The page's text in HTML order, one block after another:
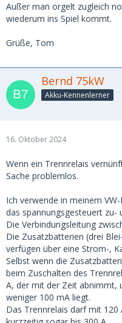
Außer man orgelt zugleich
wiederum ins Spiel kommt.
Grüße, Tom
Bernd 75kW
Akku-Kennenlerner
16. Oktober 2024
Wenn ein Trennrelais
Sache problemlos.
Ich verwende in meinem
das spannungsgesteuert zu-
Die Verbindungsleitung
Die Zusatzbatterien (drei
verfügen über eine Strom-,
Selbst wenn die
beim Zuschalten des
A, der mit der Zeit abnimmt,
weniger 100 mA liegt.
Das Trennrelais darf mit